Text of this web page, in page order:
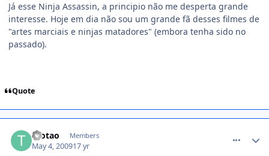
Já esse Ninja Assassin, a principio não me desperta grande
interesse. Hoje em dia não sou um grande fã desses filmes de
"artes marciais e ninjas matadores" (embora tenha sido no
passado).
Quote
taotao Members
May 4, 200917 yr